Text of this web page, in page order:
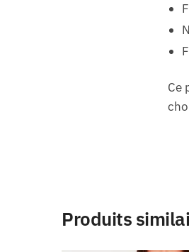
Ce
Produits